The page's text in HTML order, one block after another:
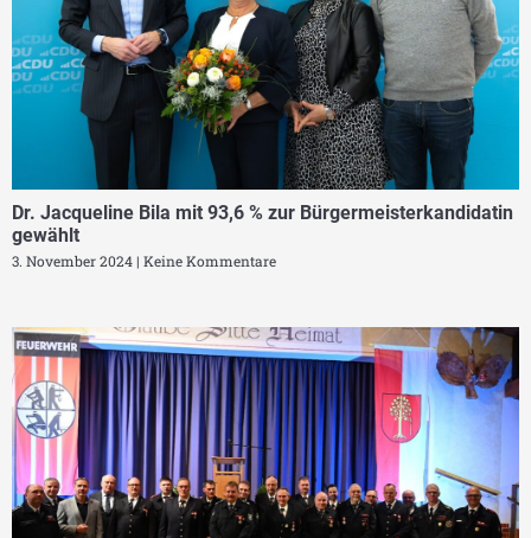
Dr. Jacqueline Bila mit 93,6 % zur Bürgermeisterkandidatin
gewählt
3. November 2024 Keine Kommentare